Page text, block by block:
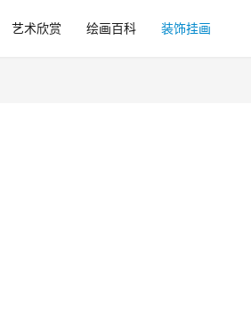
艺术欣赏 绘画百科 装饰挂画